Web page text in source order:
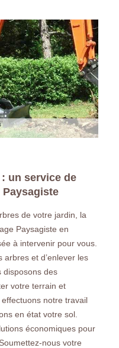
un service de
Paysagiste
de votre jardin, la
Paysagiste en
à intervenir pour vous.
arbres et d’enlever les
disposons des
votre terrain et
notre travail
en état votre sol.
économiques pour
nous votre